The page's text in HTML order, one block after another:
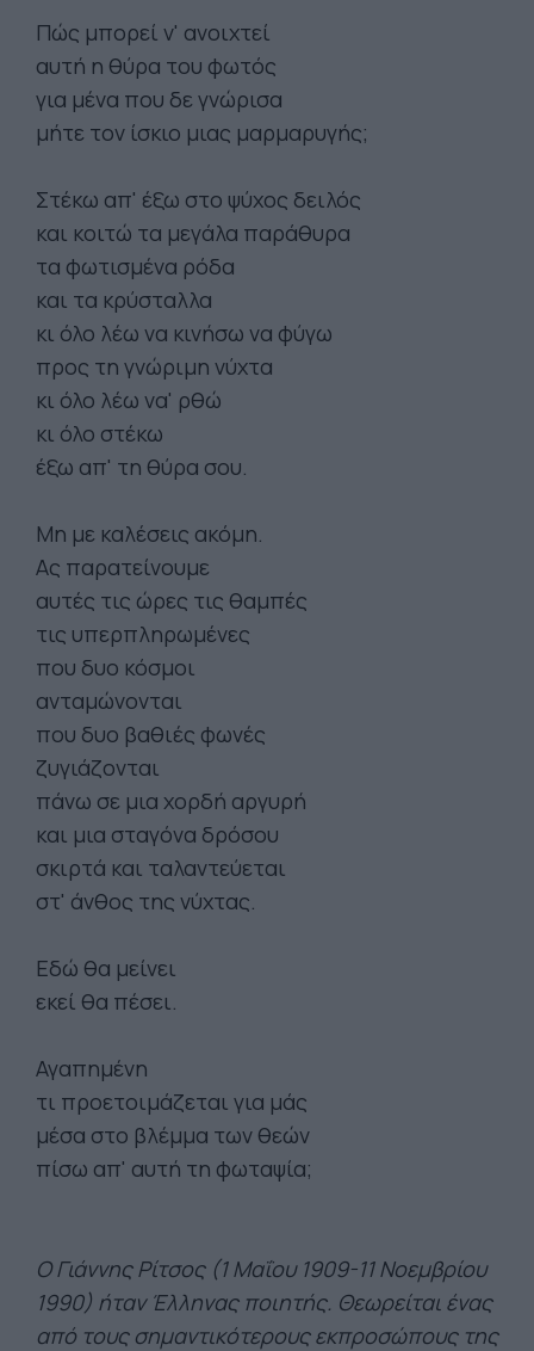
Πώς μπορεί ν' ανοιχτεί
αυτή η θύρα του φωτός
για μένα που δε γνώρισα
μήτε τον ίσκιο μιας μαρμαρυγής;
Στέκω απ' έξω στο ψύχος δειλός
και κοιτώ τα μεγάλα παράθυρα
τα φωτισμένα ρόδα
και τα κρύσταλλα
κι όλο λέω να κινήσω να φύγω
προς τη γνώριμη νύχτα
κι όλο λέω να' ρθώ
κι όλο στέκω
έξω απ' τη θύρα σου.
Μη με καλέσεις ακόμη.
Ας παρατείνουμε
αυτές τις ώρες τις θαμπές
τις υπερπληρωμένες
που δυο κόσμοι
ανταμώνονται
που δυο βαθιές φωνές
ζυγιάζονται
πάνω σε μια χορδή αργυρή
και μια σταγόνα δρόσου
σκιρτά και ταλαντεύεται
στ' άνθος της νύχτας.
Εδώ θα μείνει
εκεί θα πέσει.
Αγαπημένη
τι προετοιμάζεται για μάς
μέσα στο βλέμμα των θεών
πίσω απ' αυτή τη φωταψία;
Ο Γιάννης Ρίτσος (1 Μαΐου 1909-11 Νοεμβρίου
1990) ήταν Έλληνας ποιητής. Θεωρείται ένας
από τους σημαντικότερους εκπροσώπους της